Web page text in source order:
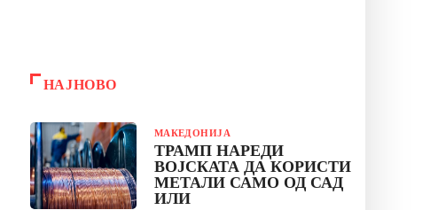
НАЈНОВО
МАКЕДОНИЈА
ТРАМП НАРЕДИ
ВОЈСКАТА ДА КОРИСТИ
МЕТАЛИ САМО ОД САД
ИЛИ